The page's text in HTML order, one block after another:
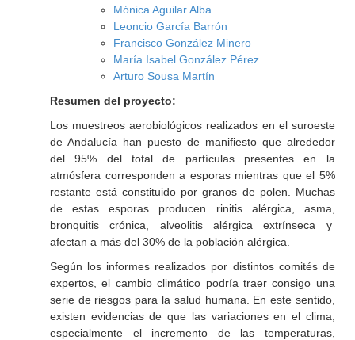
Mónica Aguilar Alba
Leoncio García Barrón
Francisco González Minero
María Isabel González Pérez
Arturo Sousa Martín
Resumen del proyecto:
Los muestreos aerobiológicos realizados en el suroeste
de Andalucía han puesto de manifiesto que alrededor
del 95% del total de partículas presentes en la
atmósfera corresponden a esporas mientras que el 5%
restante está constituido por granos de polen. Muchas
de estas esporas producen rinitis alérgica, asma,
bronquitis crónica, alveolitis alérgica extrínseca y
afectan a más del 30% de la población alérgica.
Según los informes realizados por distintos comités de
expertos, el cambio climático podría traer consigo una
serie de riesgos para la salud humana. En este sentido,
existen evidencias de que las variaciones en el clima,
especialmente el incremento de las temperaturas,